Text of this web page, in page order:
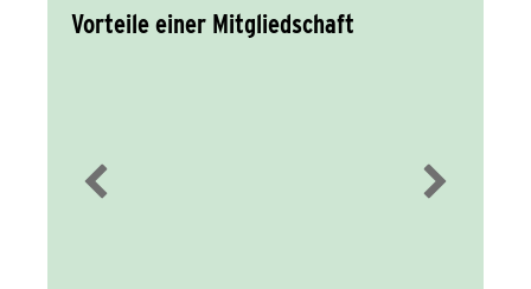
Vorteile einer Mitgliedschaft